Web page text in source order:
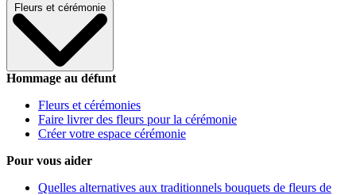
Fleurs et cérémonie
Hommage au défunt
Fleurs et cérémonies
Faire livrer des fleurs pour la cérémonie
Créer votre espace cérémonie
Pour vous aider
Quelles alternatives aux traditionnels bouquets de fleurs de